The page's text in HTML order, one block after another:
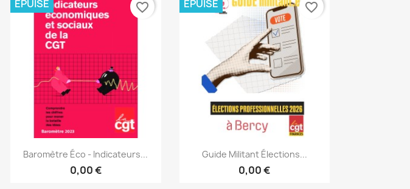
Aperçu rapide
Baromètre Éco - Indicateurs...
0,00 €
ÉPUISÉ favorite_border
 Aperçu rapide
Guide Militant Élections...
0,00 €
ÉPUISÉ favorite_border